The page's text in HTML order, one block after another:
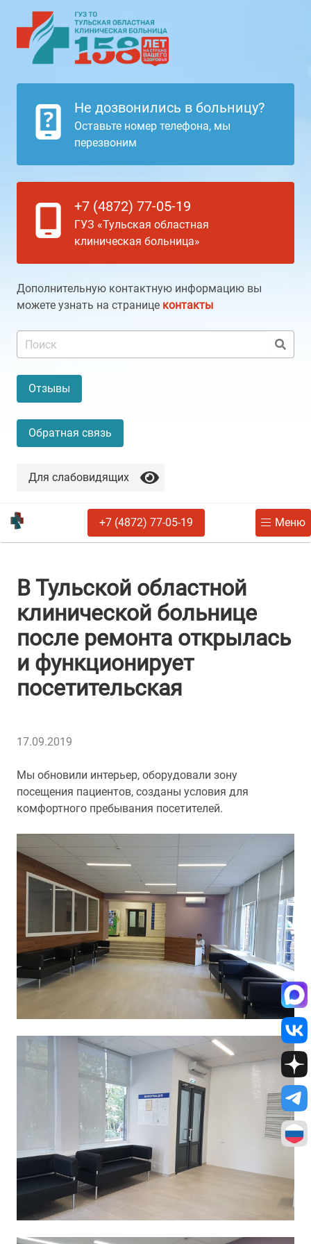
Не дозвонились в больницу?
Оставьте номер телефона, мы
перезвоним
+7 (4872) 77-05-19
ГУЗ «Тульская областная
клиническая больница»
Дополнительную контактную информацию вы
можете узнать на странице контакты
Отзывы
Обратная связь
Для слабовидящих
+7 (4872) 77-05-19 Меню
В Тульской областной
клинической больнице
после ремонта открылась
и функционирует
посетительская
17.09.2019
Мы обновили интерьер, оборудовали зону
посещения пациентов, созданы условия для
комфортного пребывания посетителей.